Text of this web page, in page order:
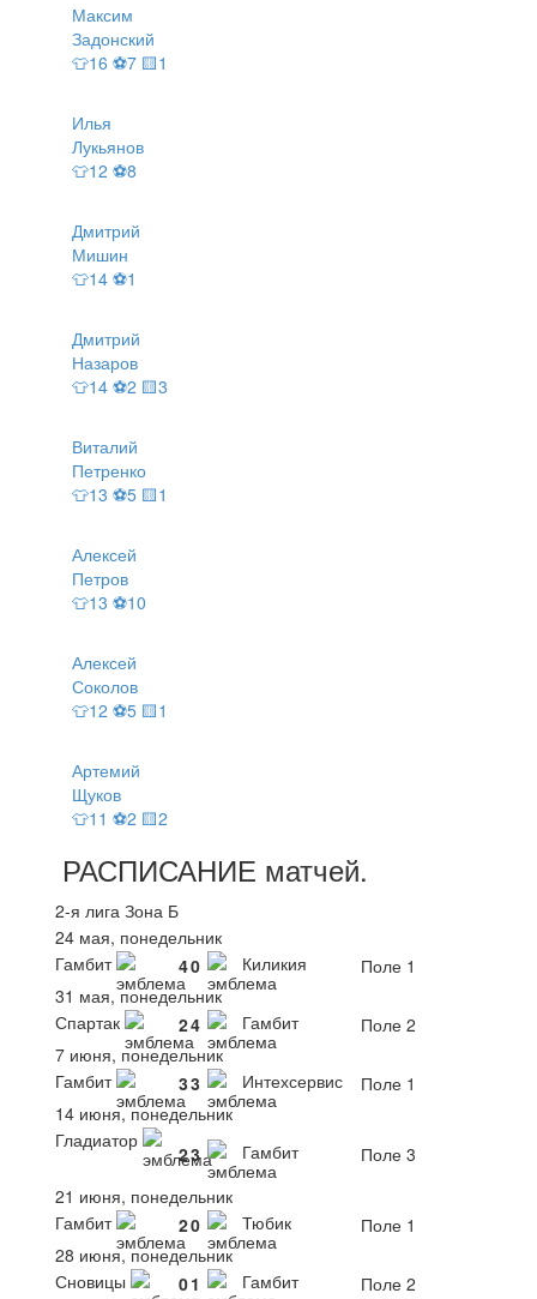
Максим
Задонский
👕16 ⚽7 🟨1
Илья
Лукьянов
👕12 ⚽8
Дмитрий
Мишин
👕14 ⚽1
Дмитрий
Назаров
👕14 ⚽2 🟨3
Виталий
Петренко
👕13 ⚽5 🟨1
Алексей
Петров
👕13 ⚽10
Алексей
Соколов
👕12 ⚽5 🟨1
Артемий
Щуков
👕11 ⚽2 🟨2
РАСПИСАНИЕ матчей.
2-я лига Зона Б
24 мая, понедельник
Гамбит
40 Киликия
Поле 1
31 мая, понедельник
Спартак
24 Гамбит
Поле 2
7 июня, понедельник
Гамбит
33 Интехсервис
Поле 1
14 июня, понедельник
Гладиатор
23 Гамбит
Поле 3
21 июня, понедельник
Гамбит
20 Тюбик
Поле 1
28 июня, понедельник
Сновицы
01 Гамбит
Поле 2